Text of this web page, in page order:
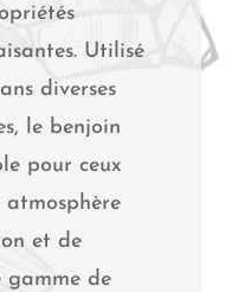
Utilisé
diverses
le benjoin
pour ceux
atmosphère
et de
gamme de